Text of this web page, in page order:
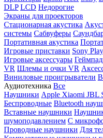
DLP LCD Недорогие
Экраны для проекторов
Стационарная акустика
системы Сабвуферы
Портативная акустика
Игровые приставки Sony
Игровые аксессуары
VR Шлемы и очки VR
Виниловые проигрыватели
Аудиотехника Все
Наушники Apple Xiaomi JBL
Беспроводные Bluetooth
Вставные наушники
шумоподавлением С
Проводные наушники Для